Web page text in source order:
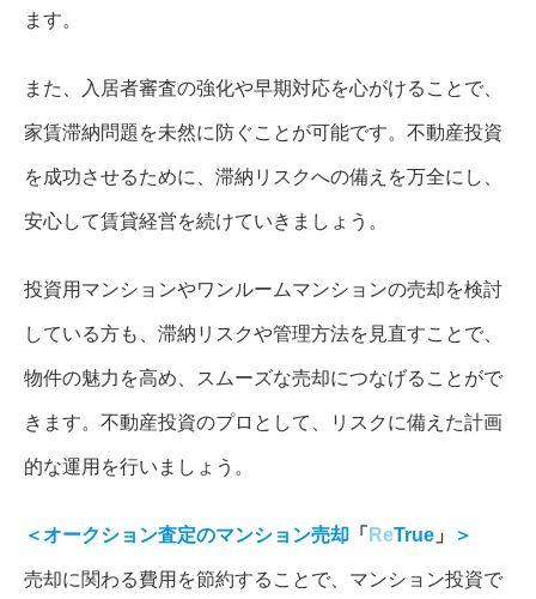
ます。
また、入居者審査の強化や早期対応を心がけることで、
家賃滞納問題を未然に防ぐことが可能です。不動産投資
を成功させるために、滞納リスクへの備えを万全にし、
安心して賃貸経営を続けていきましょう。
投資用マンションやワンルームマンションの売却を検討
している方も、滞納リスクや管理方法を見直すことで、
物件の魅力を高め、スムーズな売却につなげることがで
きます。不動産投資のプロとして、リスクに備えた計画
的な運用を行いましょう。
＜オークション査定のマンション売却 「 ReTrue 」 ＞
売却に関わる費用を節約することで、マンション投資で